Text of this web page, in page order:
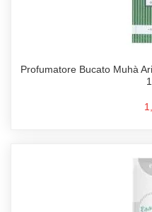
Profumatore Bucato Muhà